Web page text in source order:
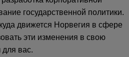
государственной политики.
движется Норвегия в сфере
эти изменения в свою
для вас.